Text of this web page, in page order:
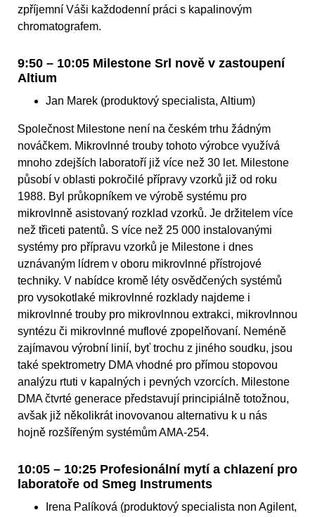
zpříjemní Váši každodenní práci s kapalinovým
chromatografem.
9:50 – 10:05 Milestone Srl nově v zastoupení
Altium
Jan Marek (produktový specialista, Altium)
Společnost Milestone není na českém trhu žádným
nováčkem. Mikrovlnné trouby tohoto výrobce využívá
mnoho zdejších laboratoří již více než 30 let. Milestone
působí v oblasti pokročilé přípravy vzorků již od roku
1988. Byl průkopníkem ve výrobě systému pro
mikrovlnně asistovaný rozklad vzorků. Je držitelem více
než třiceti patentů. S více než 25 000 instalovanými
systémy pro přípravu vzorků je Milestone i dnes
uznávaným lídrem v oboru mikrovlnné přístrojové
techniky. V nabídce kromě léty osvědčených systémů
pro vysokotlaké mikrovlnné rozklady najdeme i
mikrovlnné trouby pro mikrovlnnou extrakci, mikrovlnnou
syntézu či mikrovlnné muflové zpopelňovaní. Neméně
zajímavou výrobní linií, byť trochu z jiného soudku, jsou
také spektrometry DMA vhodné pro přímou stopovou
analýzu rtuti v kapalných i pevných vzorcích. Milestone
DMA čtvrté generace představují principiálně totožnou,
avšak již několikrát inovovanou alternativu k u nás
hojně rozšířeným systémům AMA-254.
10:05 – 10:25 Profesionální mytí a chlazení pro
laboratoře od Smeg Instruments
Irena Palíková (produktový specialista non Agilent,